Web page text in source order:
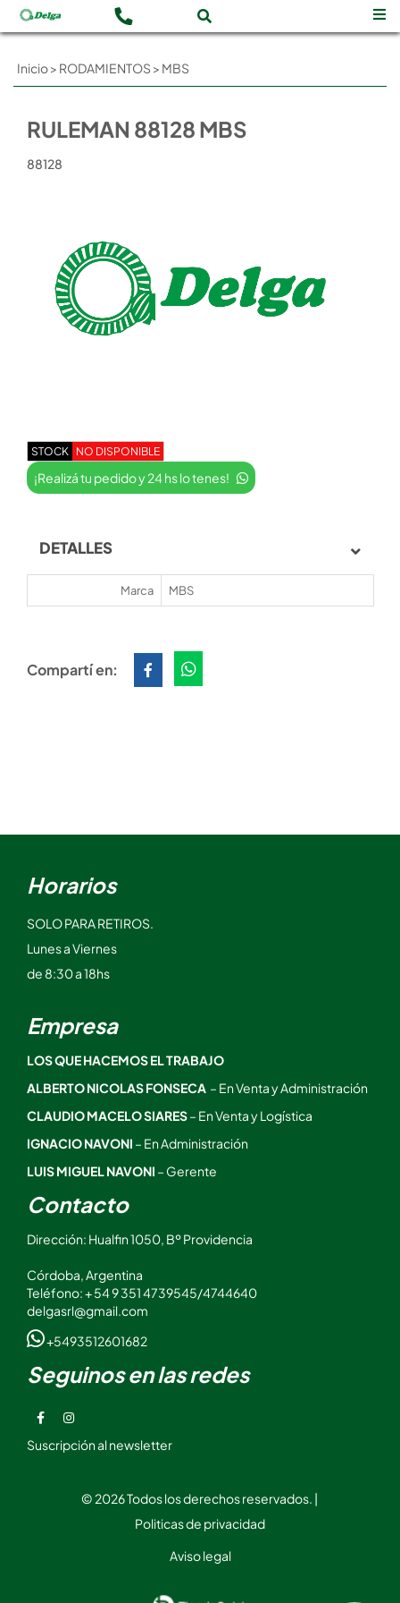
Inicio> RODAMIENTOS > MBS
RULEMAN 88128 MBS
88128
STOCK NO DISPONIBLE
¡Realizá tu pedido y 24 hs lo tenes!
DETALLES
Marca MBS
Compartí en:
Horarios
SOLO PARA RETIROS.
Lunes a Viernes
de 8:30 a 18hs
Empresa
LOS QUE HACEMOS EL TRABAJO
ALBERTO NICOLAS FONSECA – En Venta y Administración
CLAUDIO MACELO SIARES– En Venta y Logística
IGNACIO NAVONI – En Administración
LUIS MIGUEL NAVONI – Gerente
Contacto
Dirección: Hualfin 1050, Bº Providencia
Córdoba, Argentina
Teléfono: + 54 9 351 4739545/4744640
delgasrl@gmail.com
+5493512601682
Seguinos en las redes
Suscripción al newsletter
© 2026 Todos los derechos reservados. |
Politicas de privacidad
Aviso legal